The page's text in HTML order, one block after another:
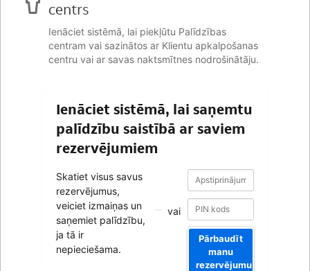
centrs
Ienāciet sistēmā, lai piekļūtu Palīdzības
centram vai sazinātos ar Klientu apkalpošanas
centru vai ar savas naktsmītnes nodrošinātāju.
Ienāciet sistēmā, lai saņemtu
palīdzību saistībā ar saviem
rezervējumiem
Skatiet visus savus
rezervējumus,
veiciet izmaiņas un
saņemiet palīdzību,
ja tā ir
nepieciešama.
vai
Apstiprinājuma
numurs
Apstiprinājuma
numurs
Pārbaudīt
manu
rezervējumu